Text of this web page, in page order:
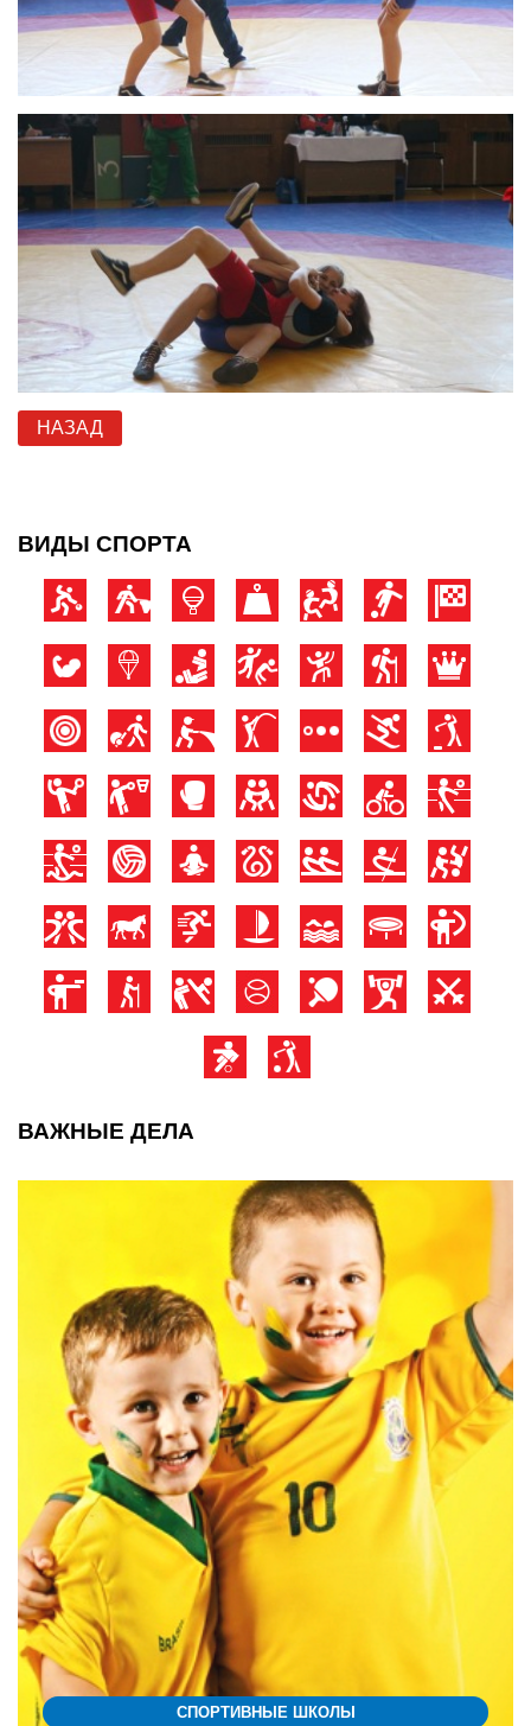
НАЗАД
ВИДЫ СПОРТА
ВАЖНЫЕ ДЕЛА
СПОРТИВНЫЕ ШКОЛЫ